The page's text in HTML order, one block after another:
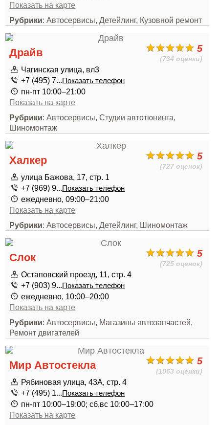
Показать на карте
Рубрики: Автосервисы, Детейлинг, Кузовной ремонт
5
(734 оценки)
Драйв
Чагинская улица, вл3
+7 (495) 7...Показать телефон
пн-пт 10:00–21:00
Показать на карте
Рубрики: Автосервисы, Студии автотюнинга,
Шиномонтаж
5
(727 оценок)
Халкер
улица Бажова, 17, стр. 1
+7 (969) 9...Показать телефон
ежедневно, 09:00–21:00
Показать на карте
Рубрики: Автосервисы, Детейлинг, Шиномонтаж
5
(725 оценок)
Слок
Остаповский проезд, 11, стр. 4
+7 (903) 9...Показать телефон
ежедневно, 10:00–20:00
Показать на карте
Рубрики: Автосервисы, Магазины автозапчастей,
Ремонт двигателей
5
(1063 оценки)
Мир Автостекла
Рябиновая улица, 43А, стр. 4
+7 (495) 1...Показать телефон
пн-пт 10:00–19:00; сб,вс 10:00–17:00
Показать на карте